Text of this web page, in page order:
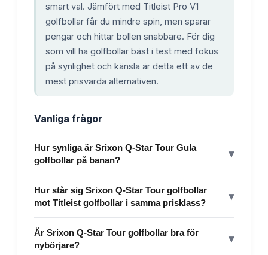
smart val. Jämfört med Titleist Pro V1
golfbollar får du mindre spin, men sparar
pengar och hittar bollen snabbare. För dig
som vill ha golfbollar bäst i test med fokus
på synlighet och känsla är detta ett av de
mest prisvärda alternativen.
Vanliga frågor
Hur synliga är Srixon Q-Star Tour Gula
golfbollar på banan?
▾
Hur står sig Srixon Q-Star Tour golfbollar
mot Titleist golfbollar i samma prisklass?
▾
Är Srixon Q-Star Tour golfbollar bra för
nybörjare?
▾